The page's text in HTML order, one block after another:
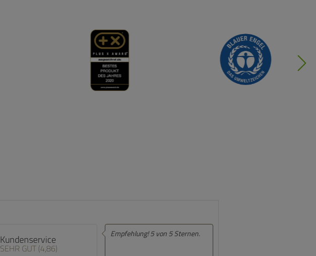
Kundenservice
SEHR GUT (4,86)
Empfehlung! 5 von 5 Sternen.